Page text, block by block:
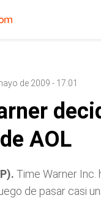
de 2009 - 17:01
AOL
Time Warner Inc.
de pasar casi